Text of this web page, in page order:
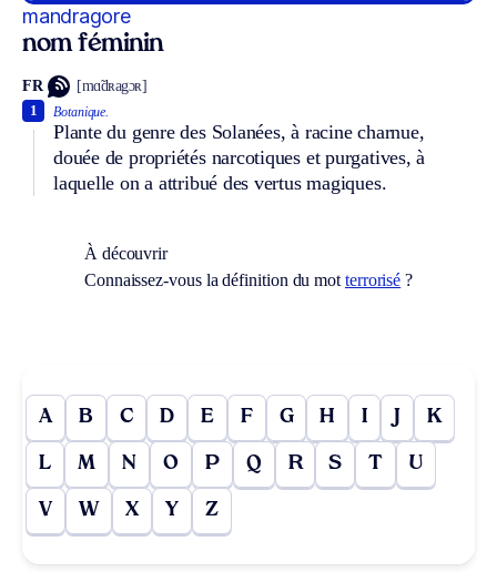
mandragore
nom féminin
FR [mɑ̃dʀagɔʀ]
Botanique.
Plante du genre des Solanées, à racine charnue,
douée de propriétés narcotiques et purgatives, à
laquelle on a attribué des vertus magiques.
1
À découvrir
Connaissez-vous la définition du mot terrorisé ?
A B C D E F G H I J K
L M N O P Q R S T U
V W X Y Z